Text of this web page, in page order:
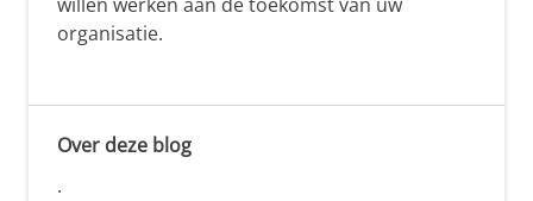
organisatie.
Over deze blog
.